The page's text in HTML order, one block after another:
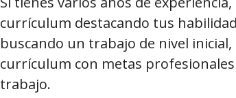
currículum destacando tus
buscando un trabajo de nivel
currículum con metas
trabajo.